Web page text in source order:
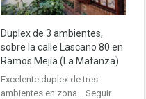
Duplex de 3 ambientes,
sobre la calle Lascano 80 en
Ramos Mejía (La Matanza)
Excelente duplex de tres
ambientes en zona… Seguir